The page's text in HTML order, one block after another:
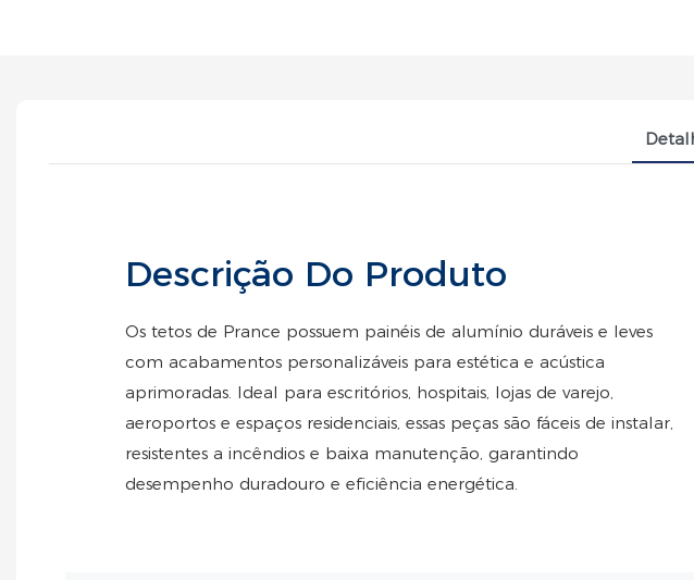
Descrição Do Produto
Os tetos de Prance possuem painéis de alumínio duráveis ​​e leves
com acabamentos personalizáveis ​​para estética e acústica
aprimoradas. Ideal para escritórios, hospitais, lojas de varejo,
aeroportos e espaços residenciais, essas peças são fáceis de instalar,
resistentes a incêndios e baixa manutenção, garantindo
desempenho duradouro e eficiência energética.